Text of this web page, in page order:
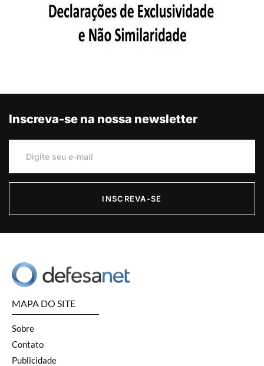
Inscreva-se na nossa newsletter
INSCREVA-SE
MAPA DO SITE
Sobre
Contato
Publicidade